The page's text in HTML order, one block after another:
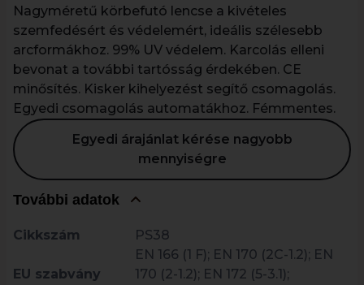
Nagyméretű körbefutó lencse a kivételes
szemfedésért és védelemért, ideális szélesebb
arcformákhoz. 99% UV védelem. Karcolás elleni
bevonat a további tartósság érdekében. CE
minősítés. Kisker kihelyezést segítő csomagolás.
Egyedi csomagolás automatákhoz. Fémmentes.
Egyedi árajánlat kérése nagyobb
mennyiségre
További adatok
Cikkszám PS38
EU szabvány
EN 166 (1 F); EN 170 (2C-1.2); EN
170 (2-1.2); EN 172 (5-3.1);